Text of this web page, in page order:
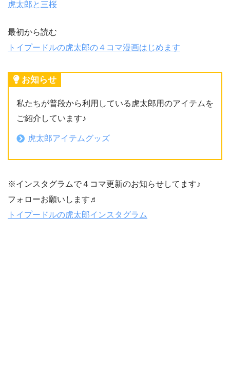
虎太郎と三桜
最初から読む
トイプードルの虎太郎の４コマ漫画はじめます
お知らせ
私たちが普段から利用している虎太郎用のアイテムを
ご紹介しています♪
虎太郎アイテムグッズ
※インスタグラムで４コマ更新のお知らせしてます♪
フォローお願いします♬
トイプードルの虎太郎インスタグラム